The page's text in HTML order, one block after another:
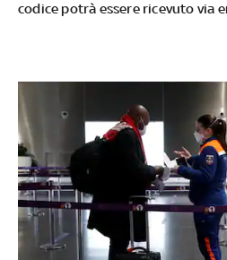
codice potrà essere ricevuto via